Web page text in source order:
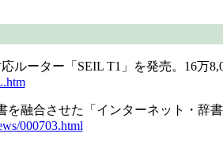
ルーター「SEIL T1」を発売。16万
融合させた「インターネット・辞
000703.html